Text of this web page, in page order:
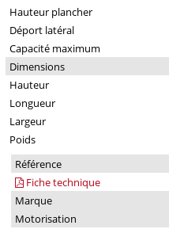
Hauteur plancher
Déport latéral
Capacité maximum
Dimensions
Hauteur
Longueur
Largeur
Poids
Référence
Fiche technique
Marque
Motorisation